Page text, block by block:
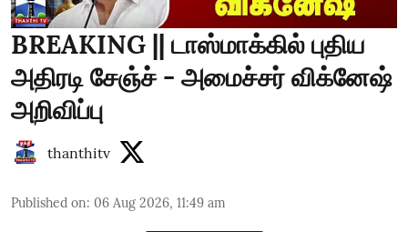
BREAKING || டாஸ்மாக்கில் புதிய
அதிரடி சேஞ்ச் - அமைச்சர் விக்னேஷ்
அறிவிப்பு
thanthitv
Published on: 06 Aug 2026, 11:49 am